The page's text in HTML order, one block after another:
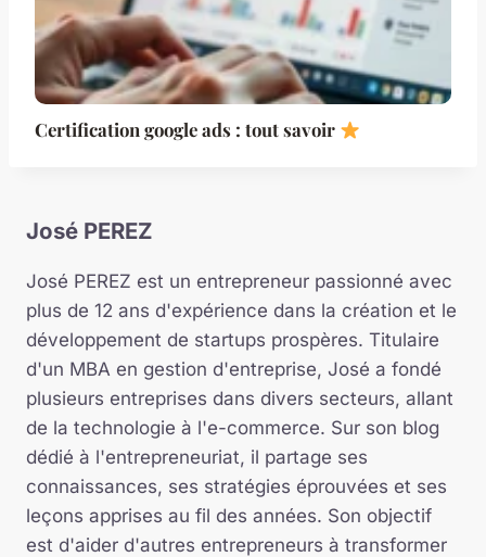
Certification google ads : tout savoir
José PEREZ
José PEREZ est un entrepreneur passionné avec
plus de 12 ans d'expérience dans la création et le
développement de startups prospères. Titulaire
d'un MBA en gestion d'entreprise, José a fondé
plusieurs entreprises dans divers secteurs, allant
de la technologie à l'e-commerce. Sur son blog
dédié à l'entrepreneuriat, il partage ses
connaissances, ses stratégies éprouvées et ses
leçons apprises au fil des années. Son objectif
est d'aider d'autres entrepreneurs à transformer